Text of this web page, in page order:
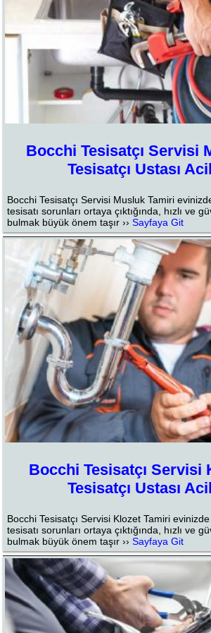
Bocchi Tesisatçı Servisi
Tesisatçı Ustası
Bocchi Tesisatçı Servisi Musluk Tamiri
tesisatı sorunları ortaya çıktığında, hızlı ve
bulmak büyük önem taşır ››Sayfaya Git
Bocchi Tesisatçı Servisi
Tesisatçı Ustası
Bocchi Tesisatçı Servisi Klozet Tamiri
tesisatı sorunları ortaya çıktığında, hızlı ve
bulmak büyük önem taşır ››Sayfaya Git